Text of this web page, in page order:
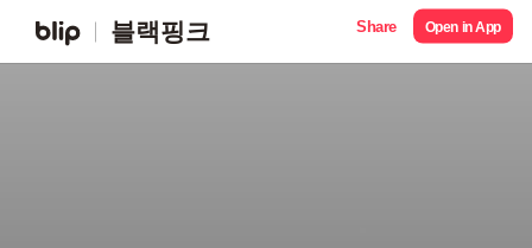
블랙핑크 Share Open in App